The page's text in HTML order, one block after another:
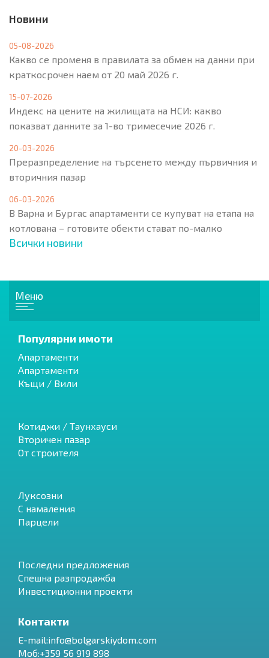
Новини
05-08-2026
Какво се променя в правилата за обмен на данни при
краткосрочен наем от 20 май 2026 г.
15-07-2026
Индекс на цените на жилищата на НСИ: какво
показват данните за 1-во тримесечие 2026 г.
20-03-2026
Преразпределение на търсенето между първичния и
вторичния пазар
06-03-2026
В Варна и Бургас апартаменти се купуват на етапа на
котлована – готовите обекти стават по-малко
Всички новини
Меню
Популярни имоти
Апартаменти
Апартаменти
Къщи / Вили
Котиджи / Таунхауси
Вторичен пазар
От строителя
Луксозни
С намаления
Парцели
Последни предложения
Спешна разпродажба
Инвестиционни проекти
Контакти
E-mail:info@bolgarskiydom.com
Моб:+359 56 919 898